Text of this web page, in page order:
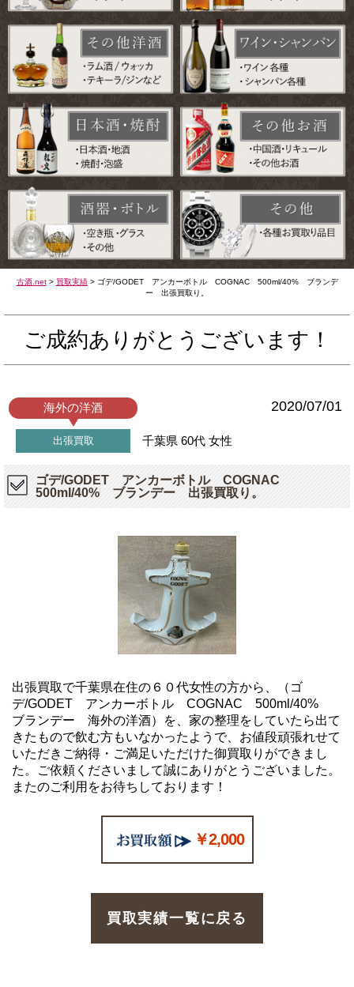
古酒.net> 買取実績> ゴデ/GODET アンカーボトル COGNAC 500ml/40% ブランデ
ー 出張買取り。
ご成約ありがとうございます！
海外の洋酒 2020/07/01
出張買取 千葉県 60代 女性
ゴデ/GODET アンカーボトル COGNAC
500ml/40% ブランデー 出張買取り。
出張買取で千葉県在住の６０代女性の方から、（ゴ
デ/GODET アンカーボトル COGNAC 500ml/40%
ブランデー 海外の洋酒）を、家の整理をしていたら出て
きたもので飲む方もいなかったようで、お値段頑張れせて
いただきご納得・ご満足いただけた御買取りができまし
た。ご依頼くださいまして誠にありがとうございました。
またのご利用をお待ちしております！
￥2,000
買取実績一覧に戻る